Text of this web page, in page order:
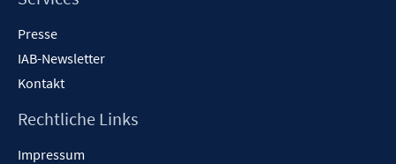
Presse
IAB-Newsletter
Kontakt
Rechtliche Links
Impressum